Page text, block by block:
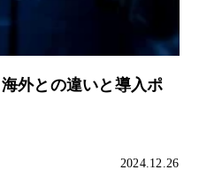
外との違いと導入ポ
2024.12.26